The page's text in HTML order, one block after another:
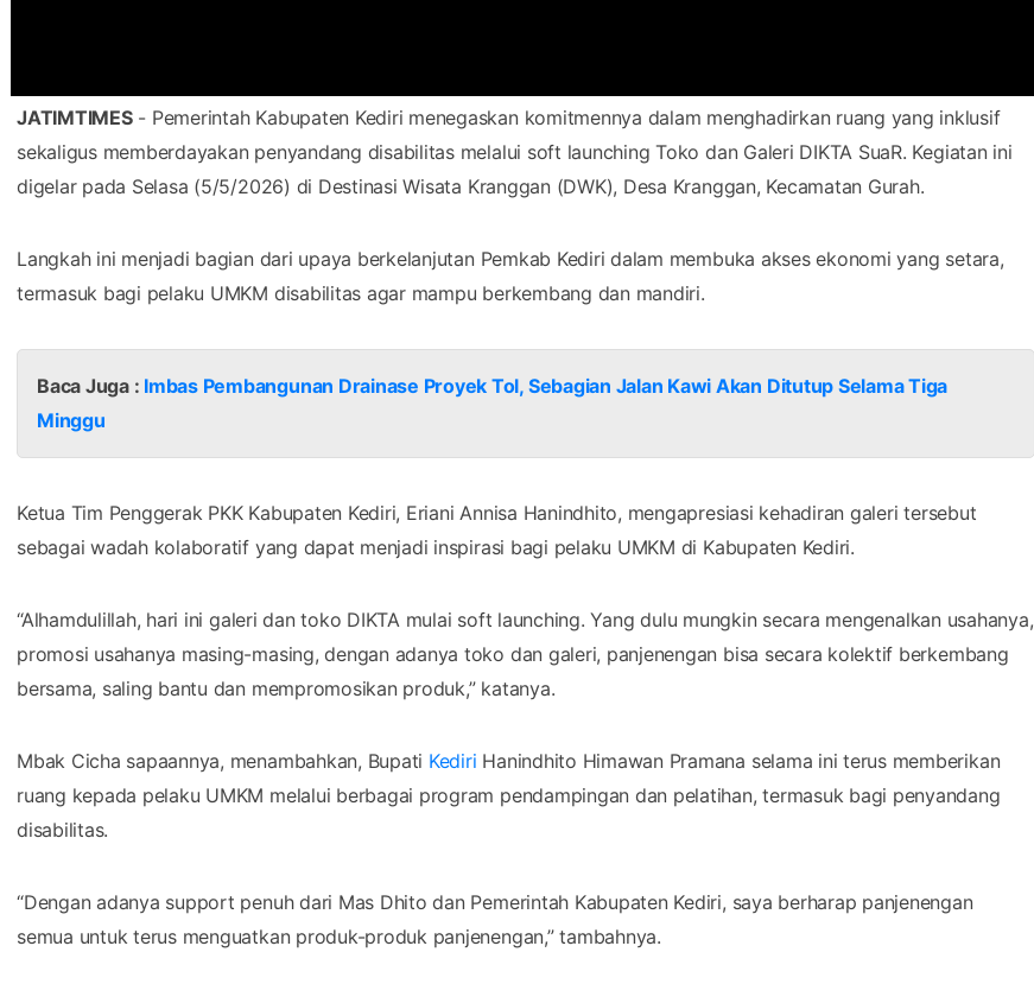
JATIMTIMES- Pemerintah Kabupaten Kediri menegaskan komitmennya dalam menghadirkan ruang yang inklusif
sekaligus memberdayakan penyandang disabilitas melalui soft launching Toko dan Galeri DIKTA SuaR. Kegiatan ini
digelar pada Selasa (5/5/2026) di Destinasi Wisata Kranggan (DWK), Desa Kranggan, Kecamatan Gurah.
Langkah ini menjadi bagian dari upaya berkelanjutan Pemkab Kediri dalam membuka akses ekonomi yang setara,
termasuk bagi pelaku UMKM disabilitas agar mampu berkembang dan mandiri.
Baca Juga : Imbas Pembangunan Drainase Proyek Tol, Sebagian Jalan Kawi Akan Ditutup Selama Tiga
Minggu
Ketua Tim Penggerak PKK Kabupaten Kediri, Eriani Annisa Hanindhito, mengapresiasi kehadiran galeri tersebut
sebagai wadah kolaboratif yang dapat menjadi inspirasi bagi pelaku UMKM di Kabupaten Kediri.
“Alhamdulillah, hari ini galeri dan toko DIKTA mulai soft launching. Yang dulu mungkin secara mengenalkan usahanya,
promosi usahanya masing-masing, dengan adanya toko dan galeri, panjenengan bisa secara kolektif berkembang
bersama, saling bantu dan mempromosikan produk,” katanya.
Mbak Cicha sapaannya, menambahkan, Bupati Kediri Hanindhito Himawan Pramana selama ini terus memberikan
ruang kepada pelaku UMKM melalui berbagai program pendampingan dan pelatihan, termasuk bagi penyandang
disabilitas.
“Dengan adanya support penuh dari Mas Dhito dan Pemerintah Kabupaten Kediri, saya berharap panjenengan
semua untuk terus menguatkan produk-produk panjenengan,” tambahnya.